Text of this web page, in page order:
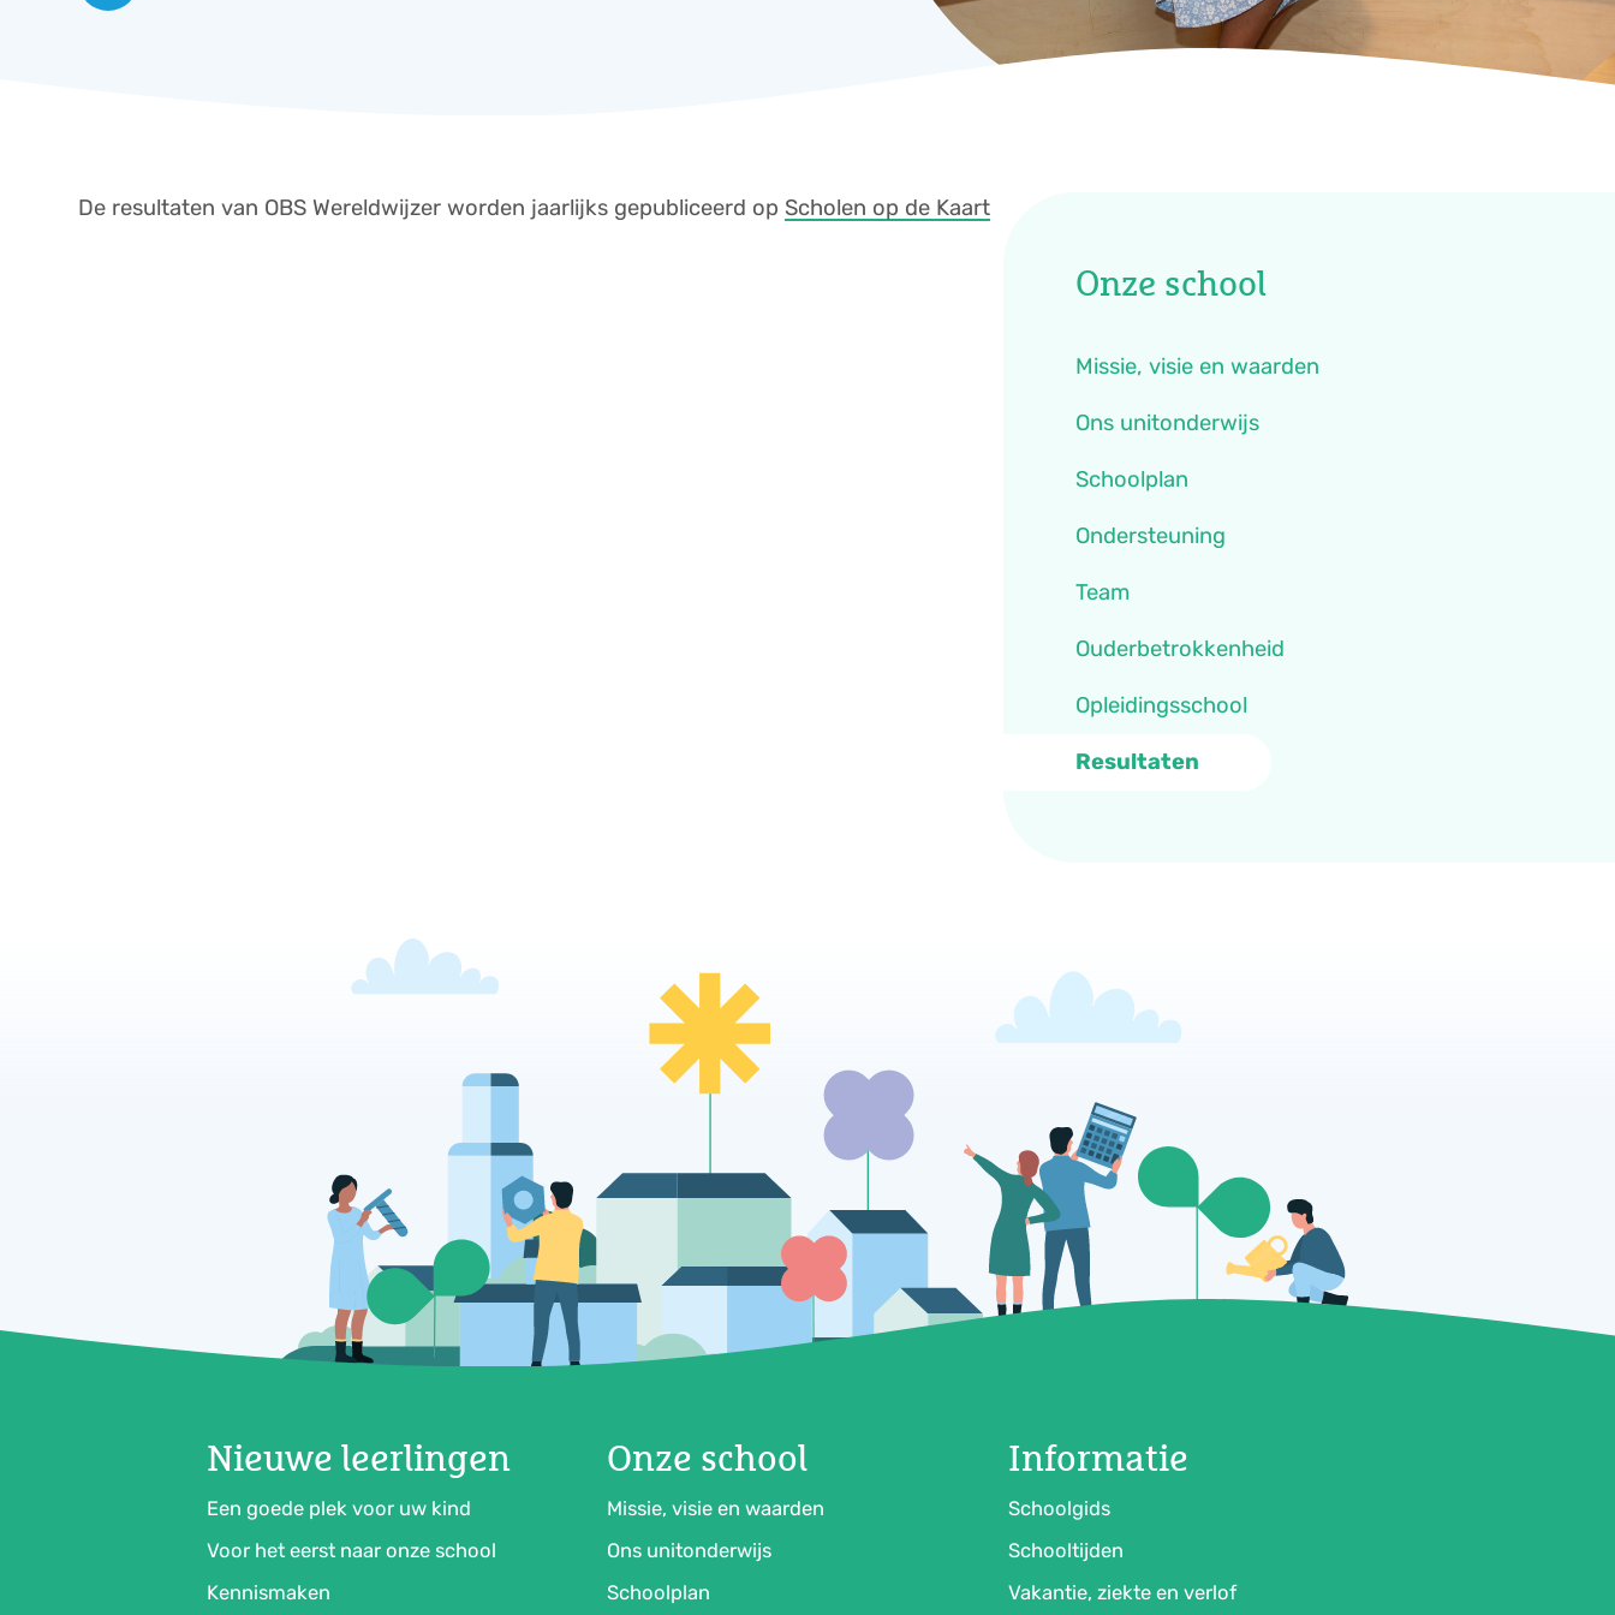
De resultaten van OBS Wereldwijzer worden jaarlijks gepubliceerd op Scholen op de Kaart
Onze school
Missie, visie en waarden
Ons unitonderwijs
Schoolplan
Ondersteuning
Team
Ouderbetrokkenheid
Opleidingsschool
Resultaten
Nieuwe leerlingen
Een goede plek voor uw kind
Voor het eerst naar onze school
Kennismaken
Onze school
Missie, visie en waarden
Ons unitonderwijs
Schoolplan
Informatie
Schoolgids
Schooltijden
Vakantie, ziekte en verlof